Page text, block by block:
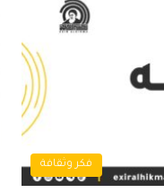
فكر وثقافة